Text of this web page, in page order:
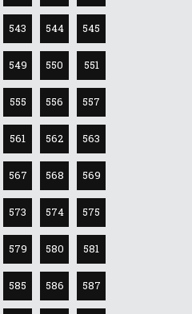
543 544 545
549 550 551
555 556 557
561 562 563
567 568 569
573 574 575
579 580 581
585 586 587